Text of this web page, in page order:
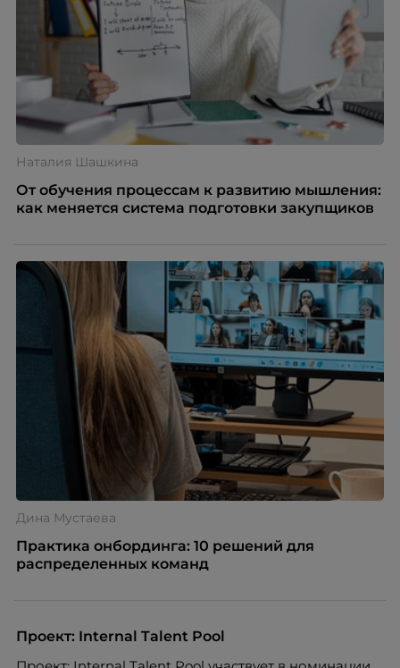
Наталия Шашкина
От обучения процессам к развитию мышления:
как меняется система подготовки закупщиков
Дина Мустаева
Практика онбординга: 10 решений для
распределенных команд
Проект: Internal Talent Pool